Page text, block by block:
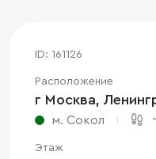
ID: 161126
Расположение
г Москва,
м. Сокол
Этаж